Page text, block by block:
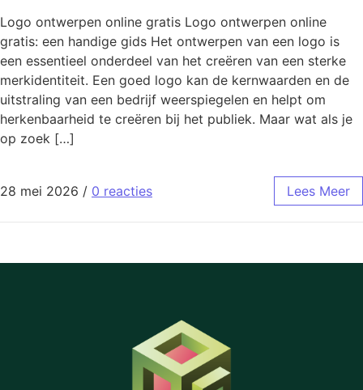
Logo ontwerpen online gratis Logo ontwerpen online
gratis: een handige gids Het ontwerpen van een logo is
een essentieel onderdeel van het creëren van een sterke
merkidentiteit. Een goed logo kan de kernwaarden en de
uitstraling van een bedrijf weerspiegelen en helpt om
herkenbaarheid te creëren bij het publiek. Maar wat als je
op zoek […]
28 mei 2026 / 0 reacties Lees Meer